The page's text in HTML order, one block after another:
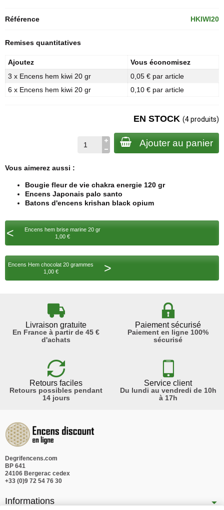
Référence HKIWI20
Remises quantitatives
Ajoutez
Vous économisez
3 x Encens hem kiwi 20 gr
0,05 € par article
6 x Encens hem kiwi 20 gr
0,10 € par article
EN STOCK (4 produits)
Ajouter au panier
Vous aimerez aussi :
Bougie fleur de vie chakra energie 120 gr
Encens Japonais palo santo
Batons d'encens krishan black opium
<
Encens hem brise marine 20 gr
1,00 €
Encens Hem chocolat 20 grammes
1,00 €
>
Livraison gratuite
En France à partir de 45 €
d'achats
Paiement sécurisé
Paiement en ligne 100%
sécurisé
Retours faciles
Retours possibles pendant
14 jours
Service client
Du lundi au vendredi de 10h
à 17h
Degrifencens.com
BP 641
24106 Bergerac cedex
+33 (0)9 72 54 76 30
Informations